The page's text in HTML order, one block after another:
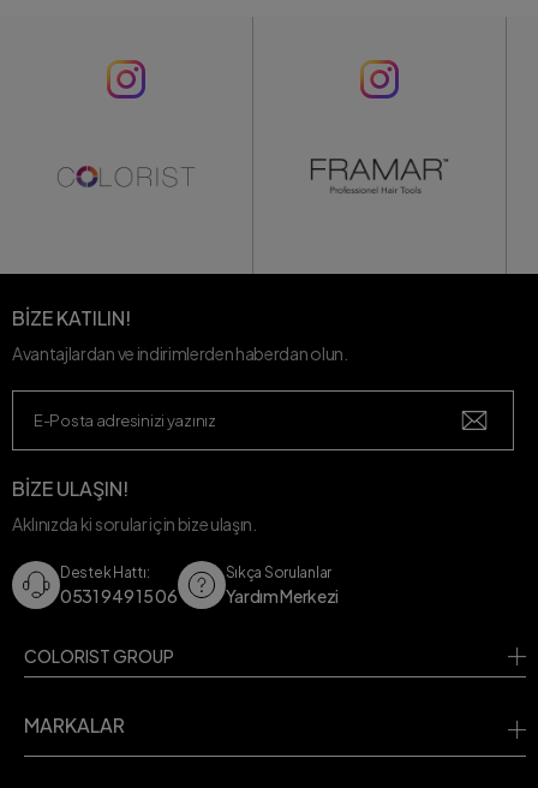
BİZE KATILIN!
Avantajlardan ve indirimlerden haberdan olun.
BİZE ULAŞIN!
Aklınızda ki sorular için bize ulaşın.
Destek Hattı:
0531 949 15 06
Sıkça Sorulanlar
Yardım Merkezi
COLORIST GROUP
MARKALAR